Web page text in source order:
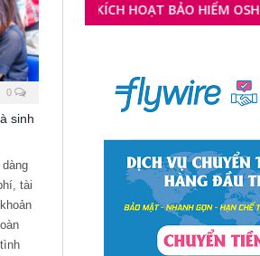
0
sinh
tài
KÍCH HOẠT BẢO HIỂM OSHC